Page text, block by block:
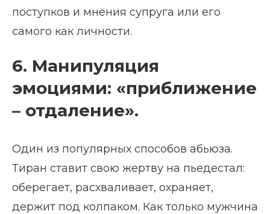
поступков и мнения супруга или его
самого как личности.
6. Манипуляция
эмоциями: «приближение
– отдаление».
Один из популярных способов абьюза.
Тиран ставит свою жертву на пьедестал:
оберегает, расхваливает, охраняет,
держит под колпаком. Как только мужчина